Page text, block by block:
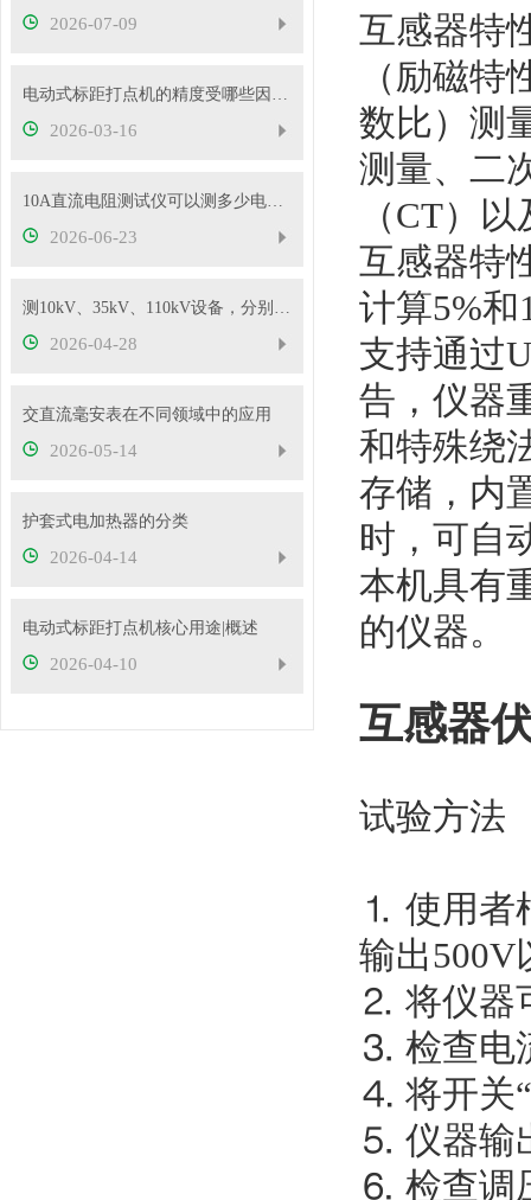
2026-07-09
电动式标距打点机的精度受哪些因素影响？
2026-03-16
10A直流电阻测试仪可以测多少电压的变压器？
2026-06-23
测10kV、35kV、110kV设备，分别选哪种高压试验变压器？
2026-04-28
交直流毫安表在不同领域中的应用
2026-05-14
护套式电加热器的分类
2026-04-14
电动式标距打点机核心用途|概述
2026-04-10
互感器特
（励磁
数比）测
测量、二
（CT）
互感器特
计算5%
支持通过
告，仪器
和特殊绕
存储，内
时，可自
本机具有
的仪器。
互感器
试验方法
⒈ 使用者
输出500V
⒉ 将仪器
⒊ 检查电
⒋ 将开关
⒌ 仪器输
⒍ 检查调